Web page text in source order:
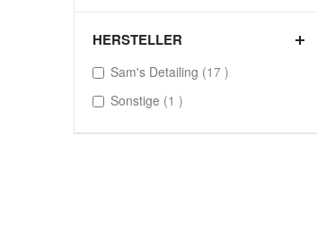
HERSTELLER
Sam's Detailing 17items
Sonstige 1item